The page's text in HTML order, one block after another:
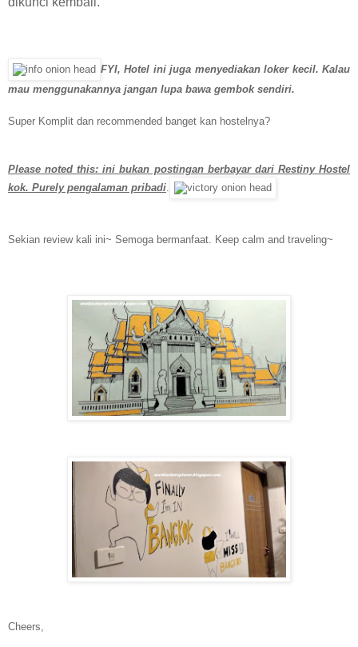
FYI, Hotel ini juga menyediakan loker kecil. Kalau
mau menggunakannya jangan lupa bawa gembok sendiri.
Super Komplit dan recommended banget kan hostelnya?
Please noted this: ini bukan postingan berbayar dari Restiny Hostel
kok. Purely pengalaman pribadi
Sekian review kali ini~ Semoga bermanfaat. Keep calm and traveling~
Cheers,